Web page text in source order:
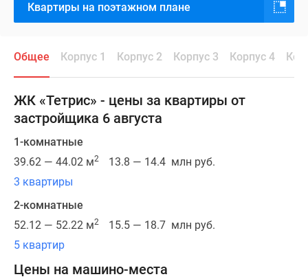
класса,
каждая
которых
выполнена
виде
башни.
Все
корпуса
вентилируемыми
навесными
фасадами,
которые
обеспечивают
им
Квартиры на поэтажном плане
Общее Корпус 1 Корпус 2 Корпус 3 Корпус 4
ЖК «Тетрис» - цены за квартиры от
застройщика 6 августа
1-комнатные
39.62 — 44.02 м2
13.8 — 14.4 млн руб.
3 квартиры
2-комнатные
52.12 — 52.22 м2
15.5 — 18.7 млн руб.
5 квартир
Цены на машино-места